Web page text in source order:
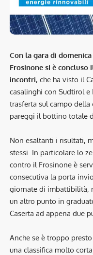
Con la gara di
Frosinone si è
incontri, che ha visto il
casalinghi con Sudtirol
trasferta sul campo
pareggi il bottino totale
Non esaltanti i risultati,
stessi. In particolare lo
contro il Frosinone è
consecutiva la porta
giornate di imbattibilità,
un altro punto in
Caserta ad appena due
Anche se è troppo
una classifica molto